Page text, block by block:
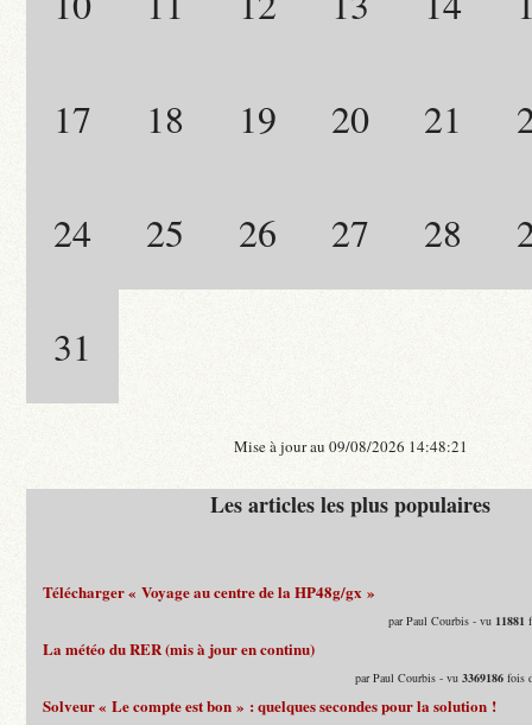
17 18 19 20 21
24 25 26 27 28
31
Mise à jour au 09/08/2026 14:48:21
Les articles les plus populaires
Télécharger « Voyage au centre de la HP48g/gx »
par Paul Courbis - vu 11881
La météo du RER (mis à jour en continu)
par Paul Courbis - vu3369186 fois
Solveur « Le compte est bon » : quelques secondes pour la solution !